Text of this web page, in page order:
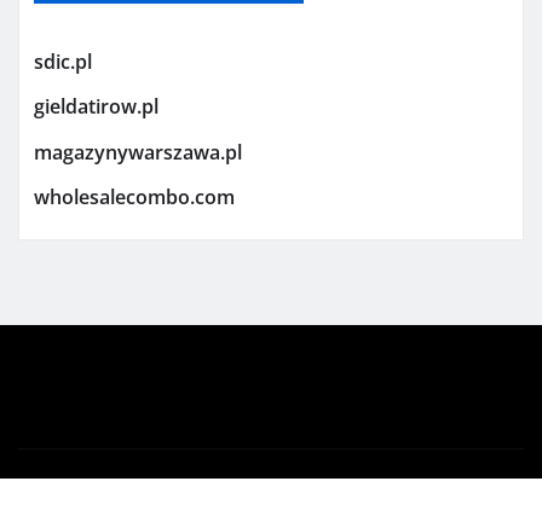
sdic.pl
gieldatirow.pl
magazynywarszawa.pl
wholesalecombo.com